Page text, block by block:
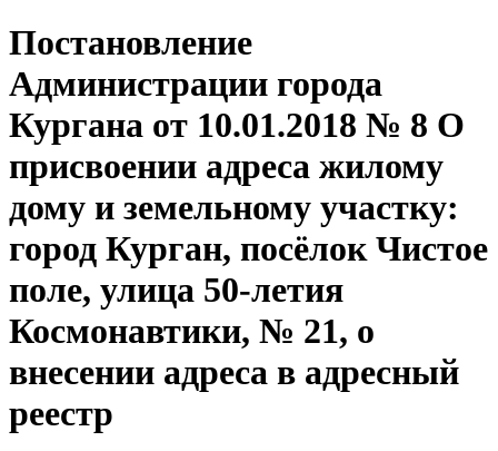
Постановление
Администрации города
Кургана от 10.01.2018 № 8 О
присвоении адреса жилому
дому и земельному участку:
город Курган, посёлок Чистое
поле, улица 50-летия
Космонавтики, № 21, о
внесении адреса в адресный
реестр